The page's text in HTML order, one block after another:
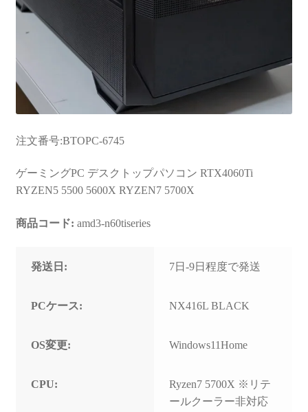
注文番号:BTOPC-6745
ゲーミングPC デスクトップパソコン RTX4060Ti
RYZEN5 5500 5600X RYZEN7 5700X
商品コード: amd3-n60tiseries
発送日: 7日-9日程度で発送
PCケース: NX416L BLACK
OS変更: Windows11Home
CPU:
Ryzen7 5700X ※リテ
ールクーラー非対応